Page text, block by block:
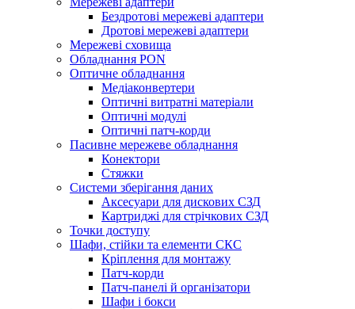
Бездротові мережеві адаптери
Дротові мережеві адаптери
Мережеві сховища
Обладнання PON
Оптичне обладнання
Медіаконвертери
Оптичні витратні матеріали
Оптичні модулі
Оптичні патч-корди
Пасивне мережеве обладнання
Конектори
Стяжки
Системи зберігання даних
Аксесуари для дискових СЗД
Картриджі для стрічкових СЗД
Точки доступу
Шафи, стійки та елементи СКС
Кріплення для монтажу
Патч-корди
Патч-панелі й організатори
Шафи і бокси